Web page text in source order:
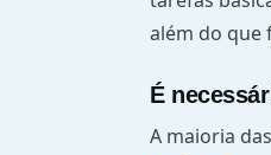
além do que
É
A maioria